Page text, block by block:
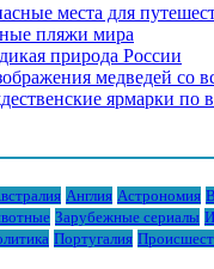
места для
пляжи мира
природа России
медведей со
ярмарки по
Англия Астрономия
Зарубежные сериалы
Португалия